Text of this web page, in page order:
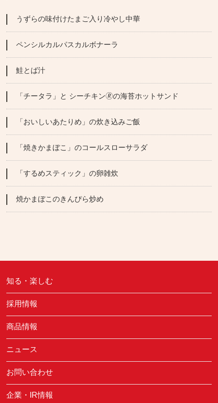
うずらの味付けたまご入り冷やし中華
ペンシルカルパスカルボナーラ
鮭とば汁
「チータラ」と シーチキン🄬の海苔ホットサンド
「おいしいあたりめ」の炊き込みご飯
「焼きかまぼこ」のコールスローサラダ
「するめスティック」の卵雑炊
焼かまぼこのきんぴら炒め
知る・楽しむ
採用情報
商品情報
ニュース
お問い合わせ
企業・IR情報